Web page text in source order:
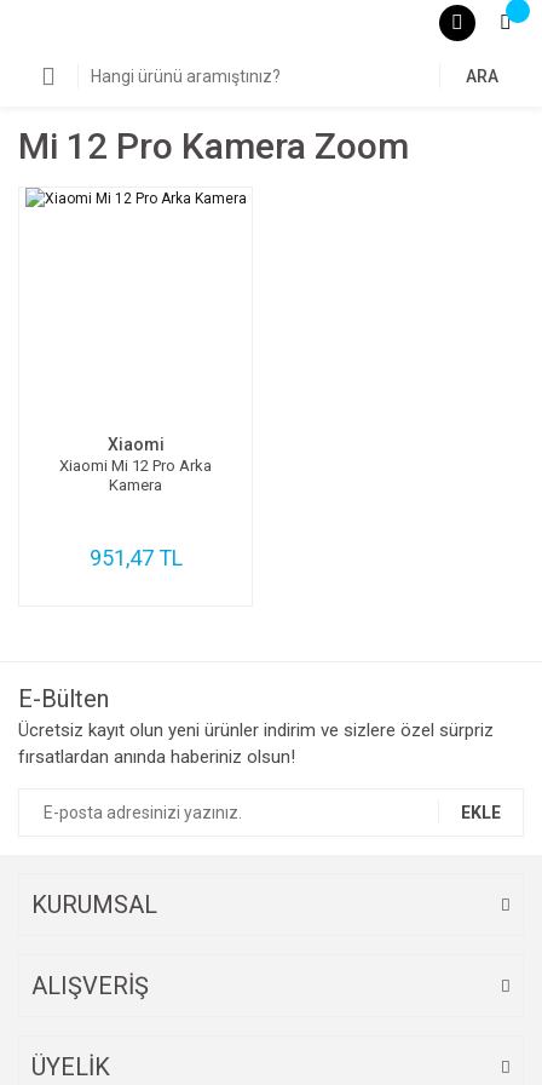
ARA
Mi 12 Pro Kamera Zoom
Xiaomi
Xiaomi Mi 12 Pro Arka
Kamera
951,47 TL
E-Bülten
Ücretsiz kayıt olun yeni ürünler indirim ve sizlere özel sürpriz
fırsatlardan anında haberiniz olsun!
EKLE
KURUMSAL
ALIŞVERİŞ
ÜYELİK